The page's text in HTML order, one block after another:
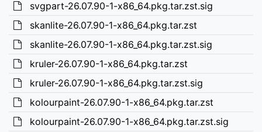
svgpart-26.07.90-1-x86_64.pkg.tar.zst.sig
skanlite-26.07.90-1-x86_64.pkg.tar.zst
skanlite-26.07.90-1-x86_64.pkg.tar.zst.sig
kruler-26.07.90-1-x86_64.pkg.tar.zst
kruler-26.07.90-1-x86_64.pkg.tar.zst.sig
kolourpaint-26.07.90-1-x86_64.pkg.tar.zst
kolourpaint-26.07.90-1-x86_64.pkg.tar.zst.sig